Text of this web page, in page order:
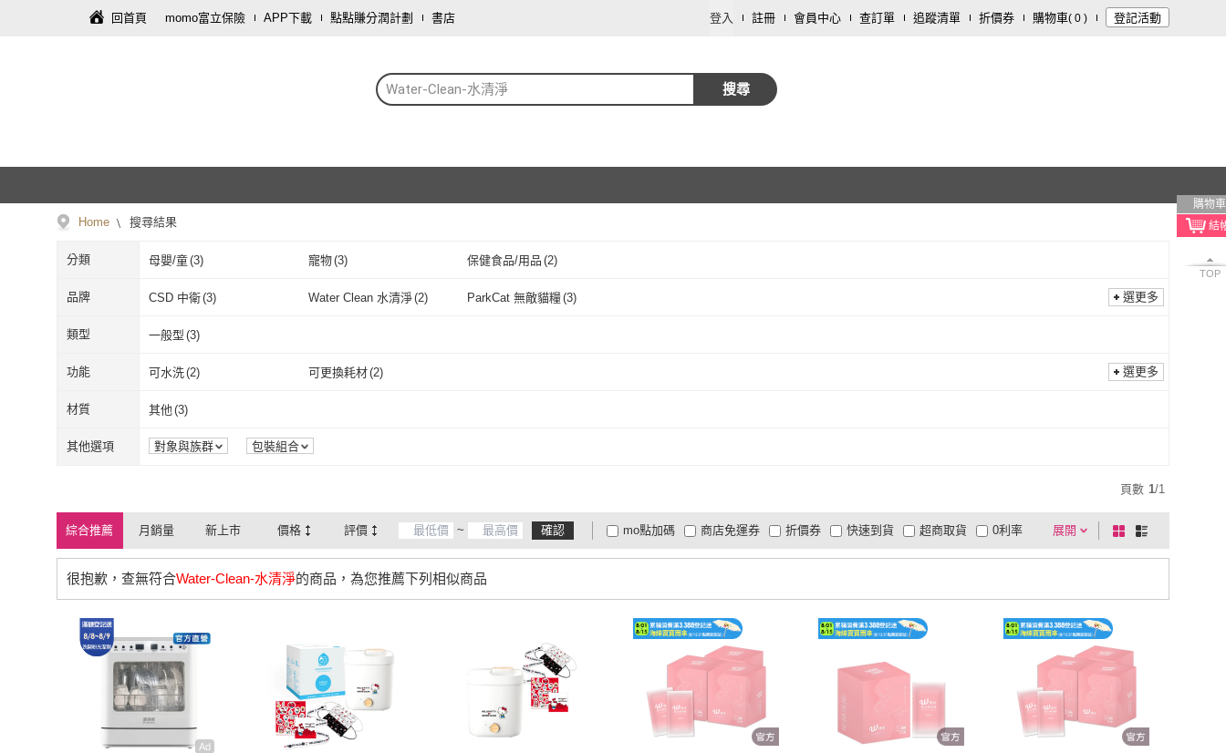
回首頁 momo富立保險 APP下載 點點賺分潤計劃 書店 登入 註冊 會員中心 查訂單 追蹤清單 折價券 購物車( 0 ) 登記活動
Water-Clean-水清淨 搜尋
購物車
TOP
Home 搜尋結果
分類 母嬰/童(3) 寵物(3) 保健食品/用品 (2)
品牌 CSD 中衛(3) Water Clean 水清淨(2) ParkCat 無敵貓糧(3)
CSD 中衛
選更多
類型 一般型 (3)
一般型
功能 可水洗(2) 可更換耗材(2)
可水洗
選更多
材質 其他 (3)
其他(3)
其他選項 對象與族群 包裝組合
頁數 1/1
綜合推薦 月銷量 新上市 價格 評價 ~ 確認 展開
折價券
有影片
商品有量 電視購物
mo點加碼 快速到貨 超商取貨
大家電安心配
大家電快配
商店免運券 0利率
棋
盤
列
很抱歉，查無符合Water-Clean-水清淨的商品，為您推薦下列相似商品
Ad